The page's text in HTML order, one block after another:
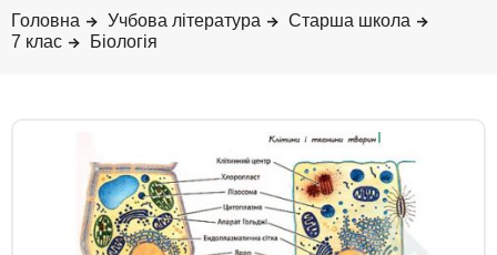
Учбова література
Старша школа
7 клас
Біологія